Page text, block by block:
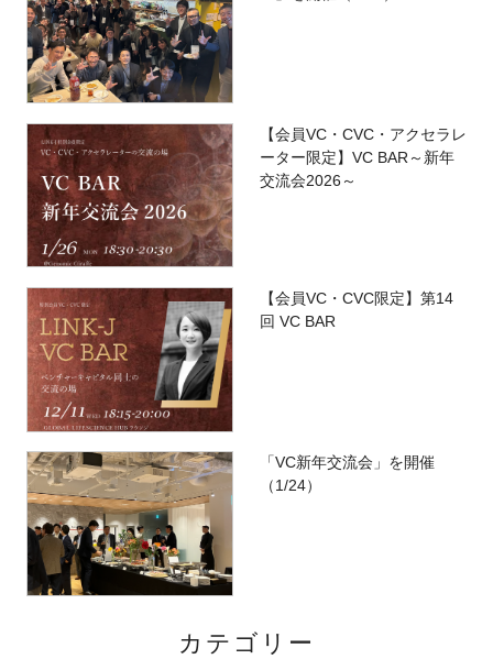
【会員VC・CVC・アクセラレ
ーター限定】VC BAR～新年
交流会2026～
【会員VC・CVC限定】第14
回 VC BAR
「VC新年交流会」を開催
（1/24）
カテゴリー